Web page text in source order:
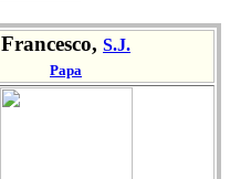
Francesco, S.J.
Papa